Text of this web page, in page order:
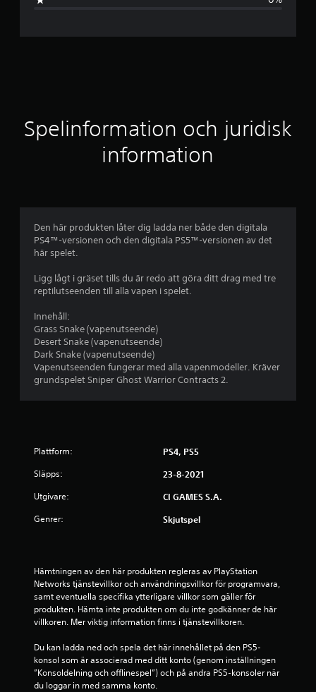
i
l
t
b
t
p
n
a
a
v
f
Spelinformation och juridisk
information
Den här produkten låter dig ladda ner både den digitala
PS4™-versionen och den digitala PS5™-versionen av det
här spelet.
Ligg lågt i gräset tills du är redo att göra ditt drag med tre
reptilutseenden till alla vapen i spelet.
Innehåll:
Grass Snake (vapenutseende)
Desert Snake (vapenutseende)
Dark Snake (vapenutseende)
Vapenutseenden fungerar med alla vapenmodeller. Kräver
grundspelet Sniper Ghost Warrior Contracts 2.
Plattform: PS4, PS5
Släpps: 23-8-2021
Utgivare: CI GAMES S.A.
Genrer: Skjutspel
Hämtningen av den här produkten regleras av PlayStation
Networks tjänstevillkor och användningsvillkor för programvara,
samt eventuella specifika ytterligare villkor som gäller för
produkten. Hämta inte produkten om du inte godkänner de här
villkoren. Mer viktig information finns i tjänstevillkoren.
Du kan ladda ned och spela det här innehållet på den PS5-
konsol som är associerad med ditt konto (genom inställningen
”Konsoldelning och offlinespel”) och på andra PS5-konsoler när
du loggar in med samma konto.